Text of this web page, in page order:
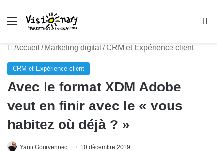
Menu
Accueil / Marketing digital /CRM et Expérience client
CRM et Expérience client
Avec le format XDM Adobe
veut en finir avec le « vous
habitez où déjà ? »
Yann Gourvennec 10 décembre 2019